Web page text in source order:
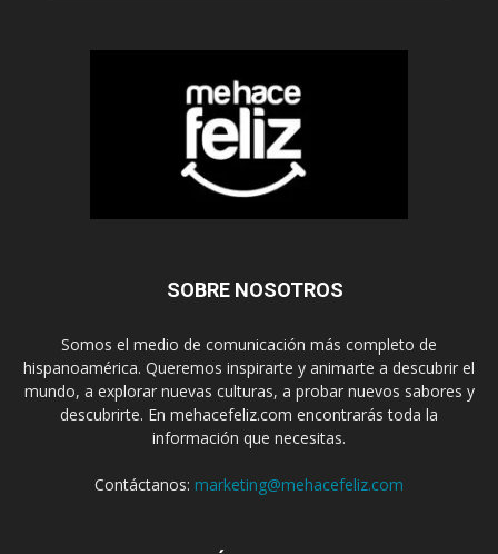
SOBRE NOSOTROS
Somos el medio de comunicación más completo de
hispanoamérica. Queremos inspirarte y animarte a descubrir el
mundo, a explorar nuevas culturas, a probar nuevos sabores y
descubrirte. En mehacefeliz.com encontrarás toda la
información que necesitas.
Contáctanos: marketing@mehacefeliz.com